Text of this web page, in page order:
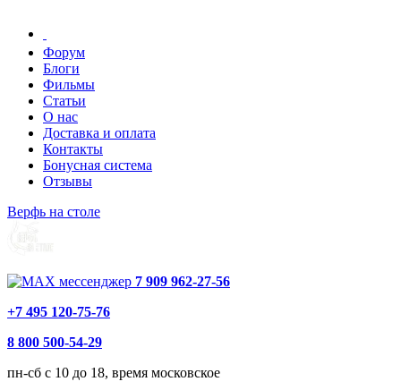
Форум
Блоги
Фильмы
Статьи
О нас
Доставка и оплата
Контакты
Бонусная система
Отзывы
Верфь на столе
7 909 962-27-56
+7 495 120-75-76
8 800 500-54-29
пн-сб с 10 до 18, время московское